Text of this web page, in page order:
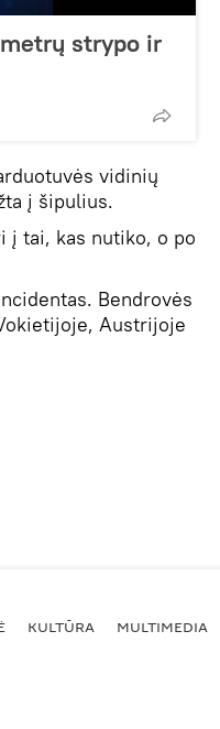
strypo ir
vidinių
į šipulius.
į tai, kas nutiko, o po
Bendrovės
Austrijoje
KULTŪRA MULTIMEDIA